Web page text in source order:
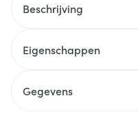
Beschrijving
Eigenschappen
Gegevens